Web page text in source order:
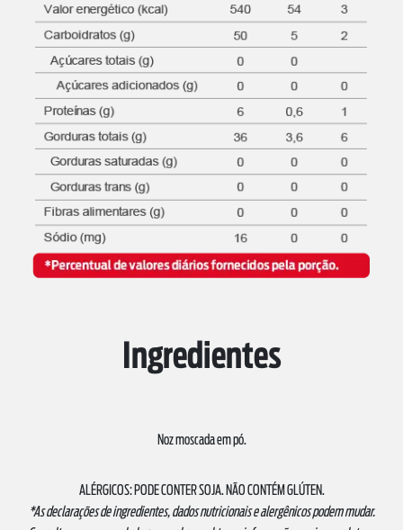
Ingredientes
Noz moscada em pó.
ALÉRGICOS: PODE CONTER SOJA. NÃO CONTÉM GLÚTEN.
*As declarações de ingredientes, dados nutricionais e alergênicos podem mudar.